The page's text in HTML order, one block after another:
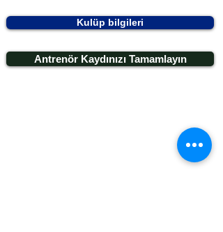
Kulüp bilgileri
Antrenör Kaydınızı Tamamlayın